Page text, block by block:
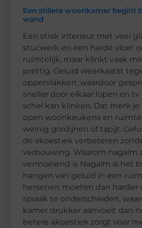
Een stillere woonkamer begint
wand
Een strak interieur met veel
stucwerk en een harde vloer
ruimtelijk, maar klinkt vaak
prettig. Geluid weerkaatst
oppervlakken, waardoor
sneller door elkaar lopen en
schel kan klinken. Dat merk je
open woonkeukens en
weinig gordijnen of tapijt.
de akoestiek verbeteren
verbouwing. Waarom nagalm
vermoeiend is Nagalm is het
hangen van geluid in een
hersenen moeten dan harder
spraak te onderscheiden,
kamer drukker aanvoelt dan
betere akoestiek zorgt voor